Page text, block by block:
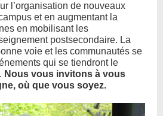
l’organisation de nouveaux
et en augmentant la
en mobilisant les
postsecondaire. La
voie et les communautés se
qui se tiendront le
Nous vous invitons à vous
où que vous soyez.